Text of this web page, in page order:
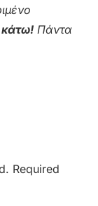
κάτω! Πάντα
Required